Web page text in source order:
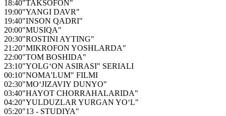
18:40"TAKSOFON"
19:00"YANGI DAVR"
19:40"INSON QADRI"
20:00"MUSIQA"
20:30"ROSTINI AYTING"
21:20"MIKROFON YOSHLARDA"
22:00"TOM BOSHIDA"
23:10"YOLG‘ON ASIRASI" SERIALI
00:10"NOMA'LUM" FILMI
02:30"MO‘JIZAVIY DUNYO"
03:40"HAYOT CHORRAHALARIDA"
04:20"YULDUZLAR YURGAN YO‘L"
05:20"13 - STUDIYA"